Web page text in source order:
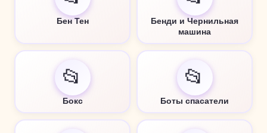
Бен Тен
Бенди и Чернильная
машина
📂
Бокс
📂
Боты спасатели